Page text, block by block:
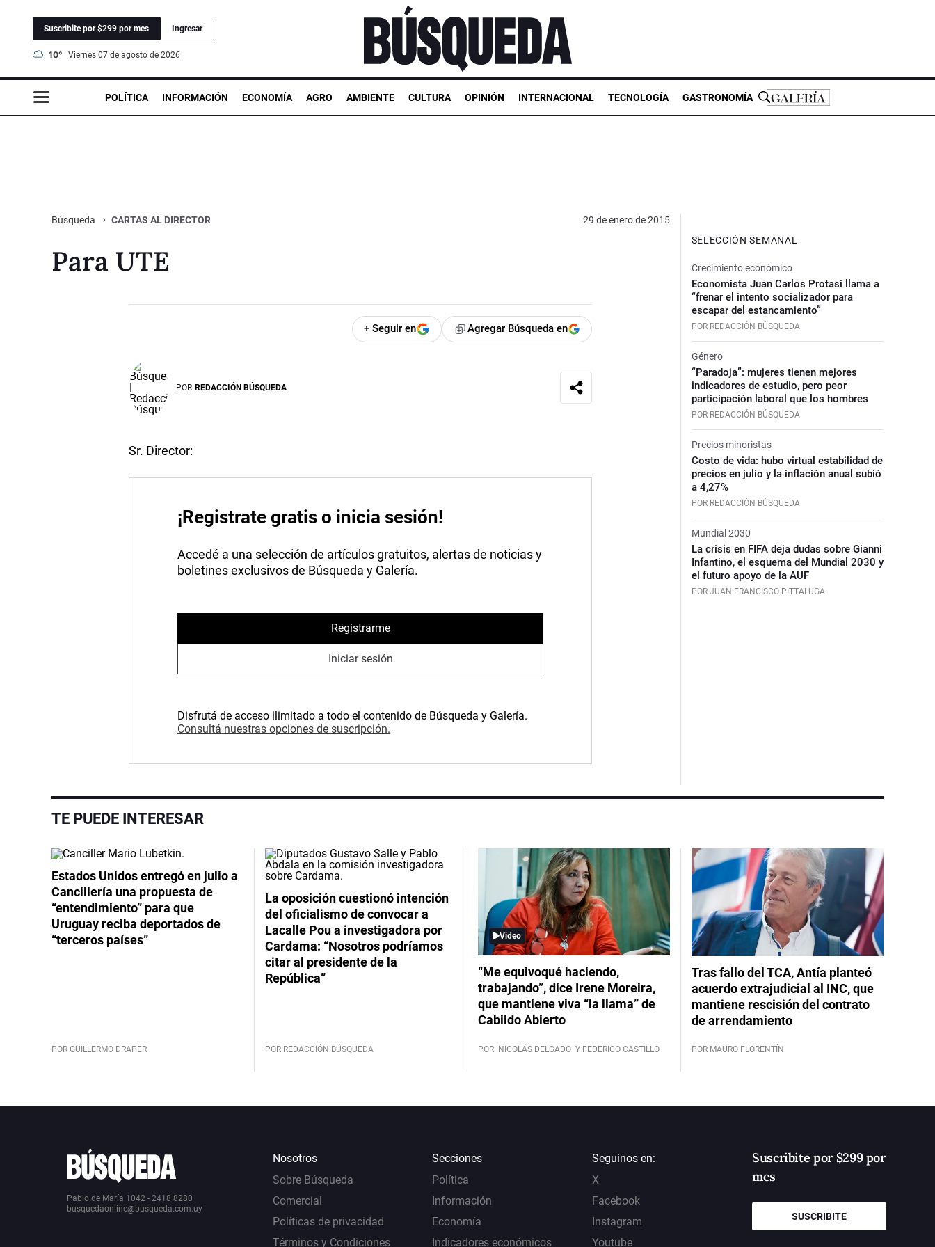
Suscribite por $299 por mes Ingresar
10° viernes 07 de agosto de 2026
POLÍTICA INFORMACIÓN ECONOMÍA AGRO AMBIENTE CULTURA OPINIÓN INTERNACIONAL TECNOLOGÍA GASTRONOMÍA
Búsqueda CARTAS AL DIRECTOR 29 de enero de 2015
Para UTE
+ Seguir en Agregar Búsqueda en
POR REDACCIÓN BÚSQUEDA
Sr. Director:
¡Registrate gratis o inicia sesión!
Accedé a una selección de artículos gratuitos, alertas de noticias y
boletines exclusivos de Búsqueda y Galería.
Registrarme
Iniciar sesión
Disfrutá de acceso ilimitado a todo el contenido de Búsqueda y Galería.
Consultá nuestras opciones de suscripción.
SELECCIÓN SEMANAL
Crecimiento económico
Economista Juan Carlos Protasi llama a
“frenar el intento socializador para
escapar del estancamiento”
POR REDACCIÓN BÚSQUEDA
Género
“Paradoja”: mujeres tienen mejores
indicadores de estudio, pero peor
participación laboral que los hombres
POR REDACCIÓN BÚSQUEDA
Precios minoristas
Costo de vida: hubo virtual estabilidad de
precios en julio y la inflación anual subió
a 4,27%
POR REDACCIÓN BÚSQUEDA
Mundial 2030
La crisis en FIFA deja dudas sobre Gianni
Infantino, el esquema del Mundial 2030 y
el futuro apoyo de la AUF
POR JUAN FRANCISCO PITTALUGA
TE PUEDE INTERESAR
Estados Unidos entregó en julio a
Cancillería una propuesta de
“entendimiento” para que
Uruguay reciba deportados de
“terceros países”
POR GUILLERMO DRAPER
La oposición cuestionó intención
del oficialismo de convocar a
Lacalle Pou a investigadora por
Cardama: “Nosotros podríamos
citar al presidente de la
República”
POR REDACCIÓN BÚSQUEDA
Video
“Me equivoqué haciendo,
trabajando”, dice Irene Moreira,
que mantiene viva “la llama” de
Cabildo Abierto
POR NICOLÁS DELGADO Y FEDERICO CASTILLO
Tras fallo del TCA, Antía planteó
acuerdo extrajudicial al INC, que
mantiene rescisión del contrato
de arrendamiento
POR MAURO FLORENTÍN
Pablo de María 1042 - 2418 8280
busquedaonline@busqueda.com.uy
Nosotros
Sobre Búsqueda
Comercial
Políticas de privacidad
Términos y Condiciones
Secciones
Política
Información
Economía
Indicadores económicos
Seguinos en:
X
Facebook
Instagram
Youtube
Suscribite por $299 por
mes
SUSCRIBITE